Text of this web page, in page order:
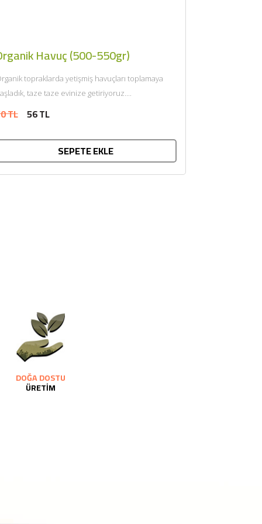
Havuç (500-550gr)
topraklarda yetişmiş havuçları toplamaya
taze taze evinize getiriyoruz....
TL 56 TL
SEPETE EKLE
DOĞA DOSTU
ÜRETİM